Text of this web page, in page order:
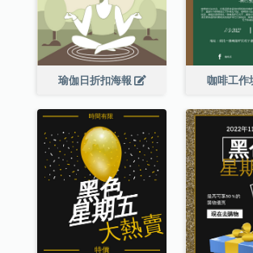
瑜伽日折扣海報 咖啡工作